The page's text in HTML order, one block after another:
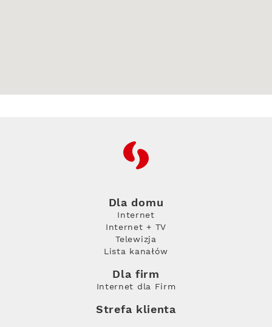
RFC
Dla domu
Internet
Internet + TV
Telewizja
Lista kanałów
Dla firm
Internet dla Firm
Strefa klienta